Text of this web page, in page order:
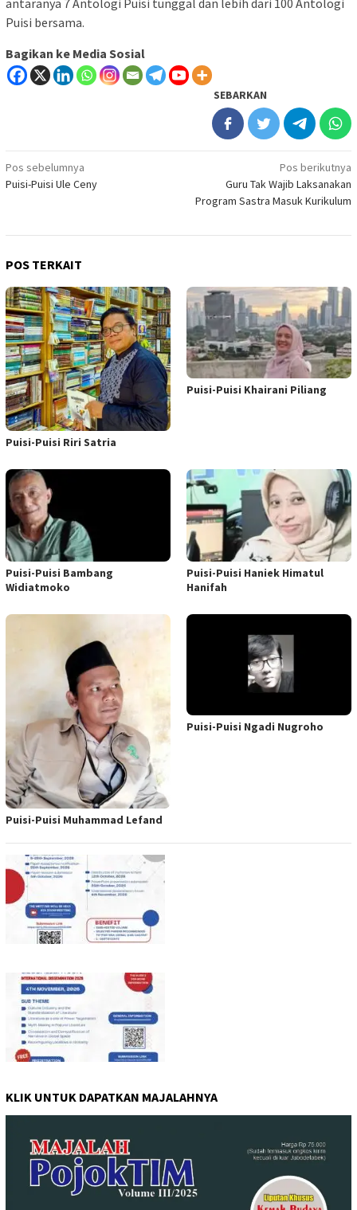
Puisi bersama.
Bagikan ke Media Sosial
SEBARKAN
Navigasi
pos
Pos sebelumnya
Puisi-Puisi Ule Ceny
Pos berikutnya
Guru Tak Wajib Laksanakan
Program Sastra Masuk Kurikulum
POS TERKAIT
Puisi-Puisi Riri Satria
Puisi-Puisi Khairani Piliang
Puisi-Puisi Bambang
Widiatmoko
Puisi-Puisi Haniek Himatul
Hanifah
Puisi-Puisi Muhammad Lefand
Puisi-Puisi Ngadi Nugroho
KLIK UNTUK DAPATKAN MAJALAHNYA